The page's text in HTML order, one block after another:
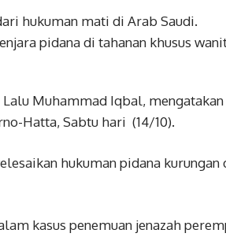
hukuman mati di Arab Saudi.
pidana di tahanan khusus
Muhammad Iqbal, mengatakan
Hatta, Sabtu hari (14/10).
hukuman pidana kurungan
kasus penemuan jenazah